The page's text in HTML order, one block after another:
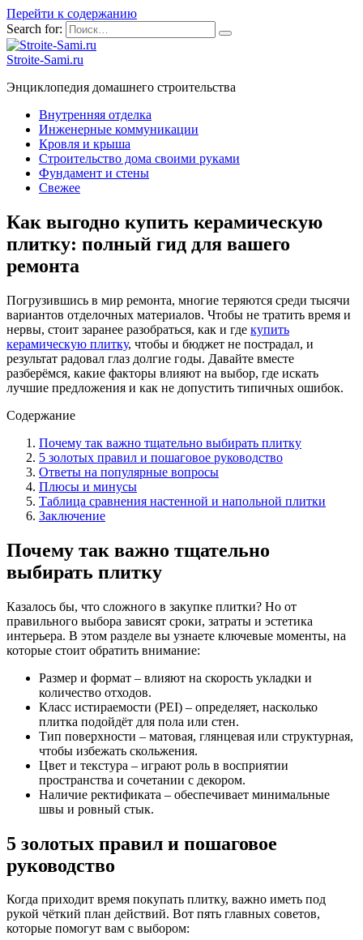
Перейти к содержанию
Search for:
Stroite-Sami.ru
Энциклопедия домашнего строительства
Внутренняя отделка
Инженерные коммуникации
Кровля и крыша
Строительство дома своими руками
Фундамент и стены
Свежее
Как выгодно купить керамическую
плитку: полный гид для вашего
ремонта
Погрузившись в мир ремонта, многие теряются среди тысячи
вариантов отделочных материалов. Чтобы не тратить время и
нервы, стоит заранее разобраться, как и где купить
керамическую плитку, чтобы и бюджет не пострадал, и
результат радовал глаз долгие годы. Давайте вместе
разберёмся, какие факторы влияют на выбор, где искать
лучшие предложения и как не допустить типичных ошибок.
Содержание
Почему так важно тщательно выбирать плитку
5 золотых правил и пошаговое руководство
Ответы на популярные вопросы
Плюсы и минусы
Таблица сравнения настенной и напольной плитки
Заключение
Почему так важно тщательно
выбирать плитку
Казалось бы, что сложного в закупке плитки? Но от
правильного выбора зависят сроки, затраты и эстетика
интерьера. В этом разделе вы узнаете ключевые моменты, на
которые стоит обратить внимание:
Размер и формат – влияют на скорость укладки и
количество отходов.
Класс истираемости (PEI) – определяет, насколько
плитка подойдёт для пола или стен.
Тип поверхности – матовая, глянцевая или структурная,
чтобы избежать скольжения.
Цвет и текстура – играют роль в восприятии
пространства и сочетании с декором.
Наличие ректификата – обеспечивает минимальные
швы и ровный стык.
5 золотых правил и пошаговое
руководство
Когда приходит время покупать плитку, важно иметь под
рукой чёткий план действий. Вот пять главных советов,
которые помогут вам с выбором: